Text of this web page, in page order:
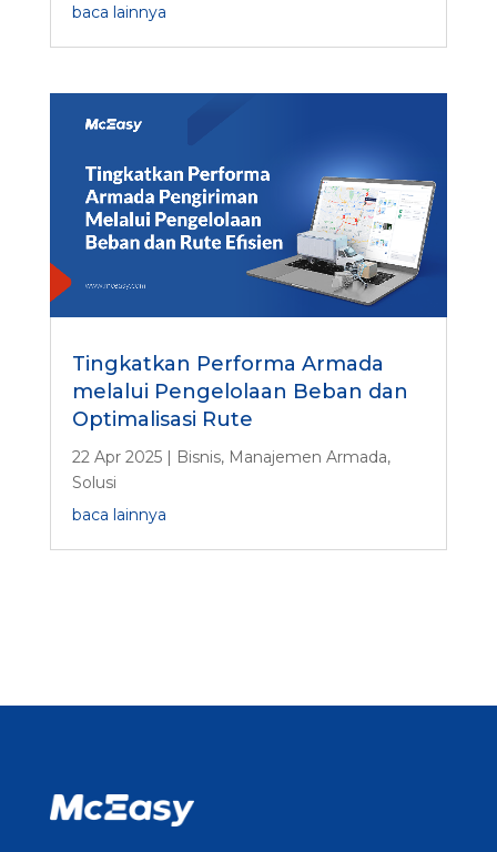
baca lainnya
Tingkatkan Performa Armada
melalui Pengelolaan Beban dan
Optimalisasi Rute
22 Apr 2025| Bisnis, Manajemen Armada,
Solusi
baca lainnya